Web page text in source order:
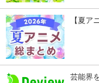
【夏ア
芸能界